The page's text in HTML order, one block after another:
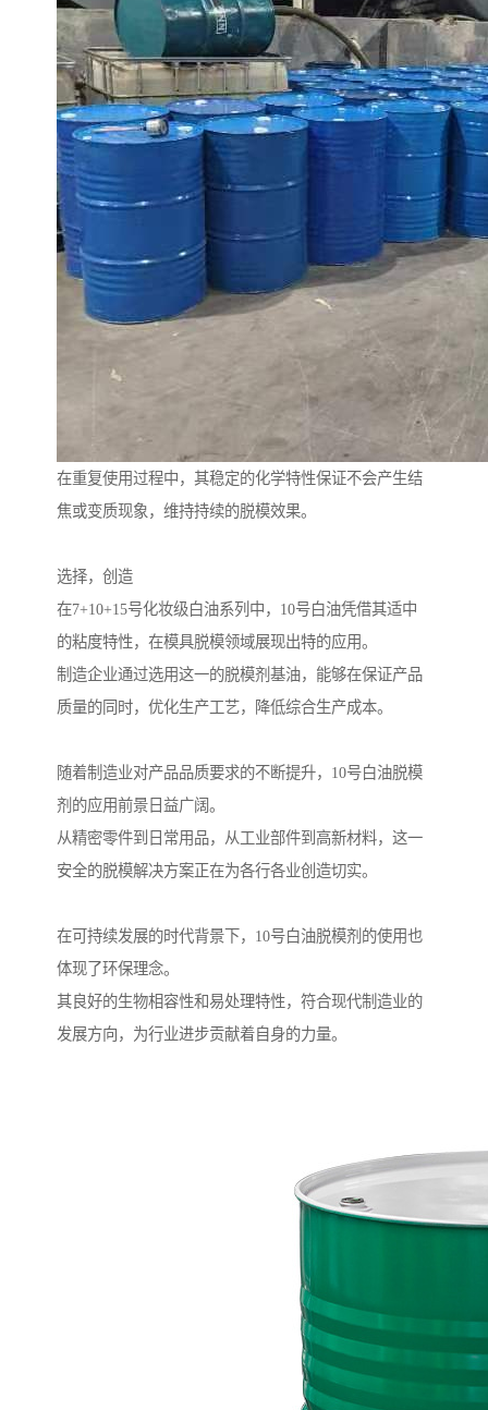
在重复使用过程中，其稳定的化学特性保证不会产生结
焦或变质现象，维持持续的脱模效果。
选择，创造
在7+10+15号化妆级白油系列中，10号白油凭借其适中
的粘度特性，在模具脱模领域展现出特的应用。
制造企业通过选用这一的脱模剂基油，能够在保证产品
质量的同时，优化生产工艺，降低综合生产成本。
随着制造业对产品品质要求的不断提升，10号白油脱模
剂的应用前景日益广阔。
从精密零件到日常用品，从工业部件到高新材料，这一
安全的脱模解决方案正在为各行各业创造切实。
在可持续发展的时代背景下，10号白油脱模剂的使用也
体现了环保理念。
其良好的生物相容性和易处理特性，符合现代制造业的
发展方向，为行业进步贡献着自身的力量。